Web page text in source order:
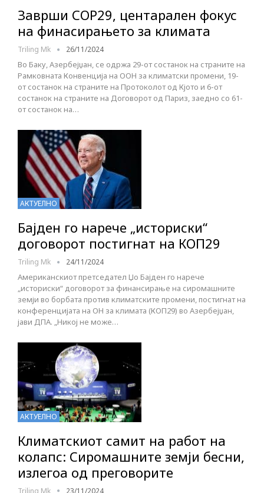
Заврши COP29, центарален фокус
на финасирањето за климата
Triling Mk 26/11/2024
Во Баку, Азербејџан, се одржа 29-от состанок на страните на
Рамковната Конвенција на ООН за климатски промени, 19-
от состанок на страните на Протоколот од Кјото и 6-от
состанок на страните на Договорот од Париз, заедно со 61-
от состанок на…
АКТУЕЛНО
Бајден го нарече „историски“
договорот постигнат на КОП29
Triling Mk 24/11/2024
Американскиот претседател Џо Бајден го нарече
„историски“ договорот за финансирање на сиромашните
земји во борбата против климатските промени, постигнат на
конференцијата на ОН за климата (КОП29) во Азербејџан,
јави ДПА. „Никој не може…
АКТУЕЛНО
Климатскиот самит на работ на
колапс: Сиромашните земји бесни,
излегоа од преговорите
Triling Mk 23/11/2024